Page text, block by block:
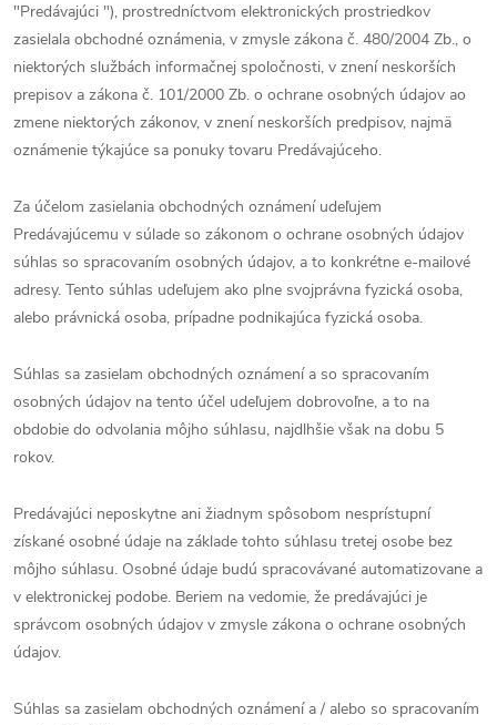
"Predávajúci "), prostredníctvom elektronických prostriedkov
zasielala obchodné oznámenia, v zmysle zákona č. 480/2004 Zb., o
niektorých službách informačnej spoločnosti, v znení neskorších
prepisov a zákona č. 101/2000 Zb. o ochrane osobných údajov ao
zmene niektorých zákonov, v znení neskorších predpisov, najmä
oznámenie týkajúce sa ponuky tovaru Predávajúceho.
Za účelom zasielania obchodných oznámení udeľujem
Predávajúcemu v súlade so zákonom o ochrane osobných údajov
súhlas so spracovaním osobných údajov, a to konkrétne e-mailové
adresy. Tento súhlas udeľujem ako plne svojprávna fyzická osoba,
alebo právnická osoba, prípadne podnikajúca fyzická osoba.
Súhlas sa zasielam obchodných oznámení a so spracovaním
osobných údajov na tento účel udeľujem dobrovoľne, a to na
obdobie do odvolania môjho súhlasu, najdlhšie však na dobu 5
rokov.
Predávajúci neposkytne ani žiadnym spôsobom nesprístupní
získané osobné údaje na základe tohto súhlasu tretej osobe bez
môjho súhlasu. Osobné údaje budú spracovávané automatizovane a
v elektronickej podobe. Beriem na vedomie, že predávajúci je
správcom osobných údajov v zmysle zákona o ochrane osobných
údajov.
Súhlas sa zasielam obchodných oznámení a / alebo so spracovaním